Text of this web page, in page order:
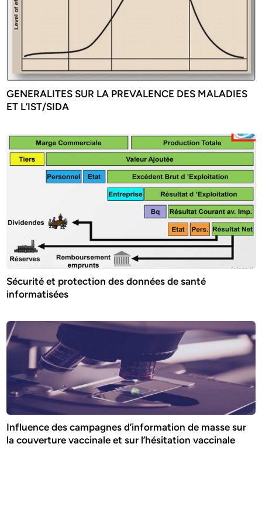
GENERALITES SUR LA PREVALENCE DES MALADIES
ET L’IST/SIDA
Sécurité et protection des données de santé
informatisées
Influence des campagnes d’information de masse sur
la couverture vaccinale et sur l’hésitation vaccinale